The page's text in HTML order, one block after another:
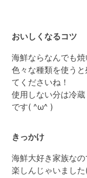
おいしくなるコツ
海鮮ならなんでも
色々な種類を使う
てくださいね！
使用しない分は冷
です( ^ω^ )
きっかけ
海鮮大好き家族な
楽しんじゃいまし